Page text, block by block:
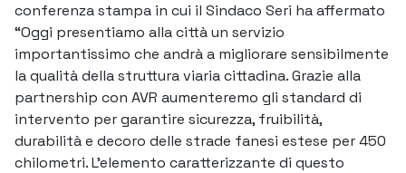
conferenza stampa in cui il Sindaco Seri ha affermato
“Oggi presentiamo alla città un servizio
importantissimo che andrà a migliorare sensibilmente
la qualità della struttura viaria cittadina. Grazie alla
partnership con AVR aumenteremo gli standard di
intervento per garantire sicurezza, fruibilità,
durabilità e decoro delle strade fanesi estese per 450
chilometri. L’elemento caratterizzante di questo